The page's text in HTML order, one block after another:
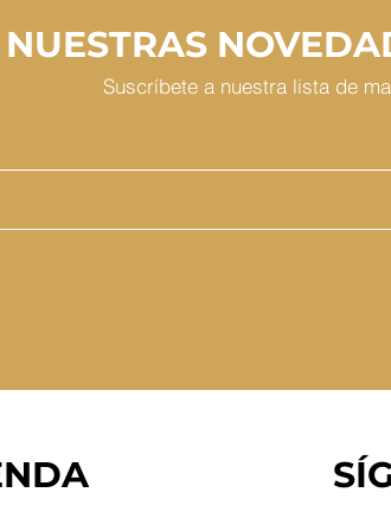
Suscríbete a nuestra lista de